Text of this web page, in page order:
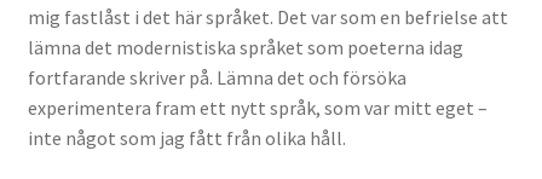
mig fastlåst i det här språket. Det var som en befrielse att
lämna det modernistiska språket som poeterna idag
fortfarande skriver på. Lämna det och försöka
experimentera fram ett nytt språk, som var mitt eget –
inte något som jag fått från olika håll.